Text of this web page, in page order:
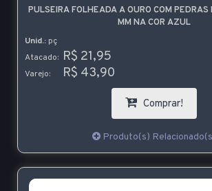
PULSEIRA FOLHEADA A OURO COM
MM NA COR AZUL
Unid.: pç
Atacado: R$ 21,95
Varejo: R$ 43,90
Comprar!
Produto(s)